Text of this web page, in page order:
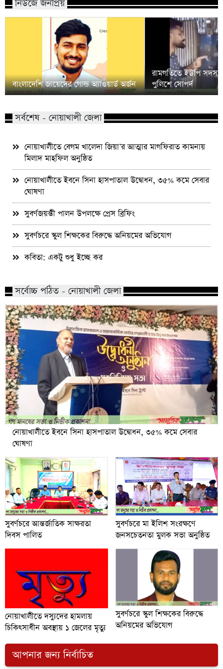
নিউজে জনপ্রিয়
বাংলাদেশি জায়েদের গোল্ড অ্যাওয়ার্ড অর্জন
রামগতিতে ইউপি
পুলিশে সোপর্দ
সর্বশেষ - নোয়াখালী জেলা
নোয়াখালীতে বেগম খালেদা জিয়া’র আত্মার মাগফিরাত কামনায়
মিলাদ মাহফিল অনুষ্ঠিত
নোয়াখালীতে ইবনে সিনা হাসপাতাল উদ্বোধন, ৩৫% কমে সেবার
ঘোষণা
সুবর্ণজয়ন্তী পালন উপলক্ষে প্রেস ব্রিফিং
সুবর্ণচরে স্কুল শিক্ষকের বিরুদ্ধে অনিয়মের অভিযোগ
কবিতা: একটু শুধু ইচ্ছে কর
সর্বোচ্চ পঠিত - নোয়াখালী জেলা
নোয়াখালীতে ইবনে সিনা হাসপাতাল উদ্বোধন, ৩৫% কমে সেবার
ঘোষণা
সুবর্ণচরে আন্তর্জাতিক সাক্ষরতা
দিবস পালিত
সুবর্ণচরে মা ইলিশ সংরক্ষণে
জনসচেতনতা মুলক সভা অনুষ্ঠিত
নোয়াখালীতে দস্যুদের হামলায়
চিকিৎসাধীন অবস্থায় ১ জেলের মৃত্যু
সুবর্ণচরে স্কুল শিক্ষকের বিরুদ্ধে
অনিয়মের অভিযোগ
আপনার জন্য নির্বাচিত